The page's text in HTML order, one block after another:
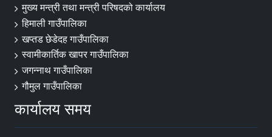
मुख्य मन्त्री तथा मन्त्री परिषदको कार्यालय
हिमाली गाउँपालिका
खप्तड छेडेदह गाउँपालिका
स्वामीकार्तिक खापर गाउँपालिका
जगन्नाथ गाउँपालिका
गौमुल गाउँपालिका
कार्यालय समय